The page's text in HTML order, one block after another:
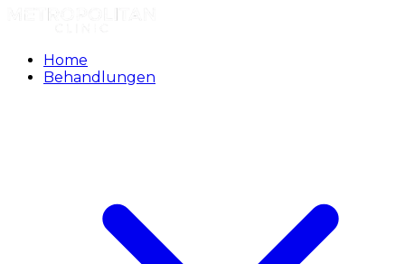
Home
Behandlungen